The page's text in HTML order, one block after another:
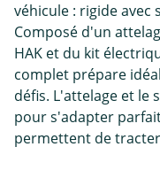
véhicule : rigide avec
Composé d'un
HAK et du kit
complet prépare
défis. L'attelage et le
pour s'adapter
permettent de